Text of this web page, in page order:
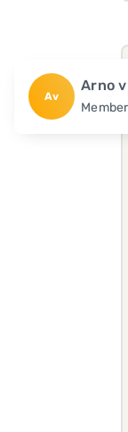
Av
Arno v
Member